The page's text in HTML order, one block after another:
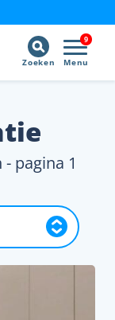
9
Menu
Zoeken
pagina 1